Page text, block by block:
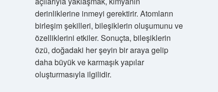
derinliklerine inmeyi gerektirir. Atomların
birleşim şekilleri, bileşiklerin oluşumunu ve
özelliklerini etkiler. Sonuçta, bileşiklerin
özü, doğadaki her şeyin bir araya gelip
daha büyük ve karmaşık yapılar
oluşturmasıyla ilgilidir.